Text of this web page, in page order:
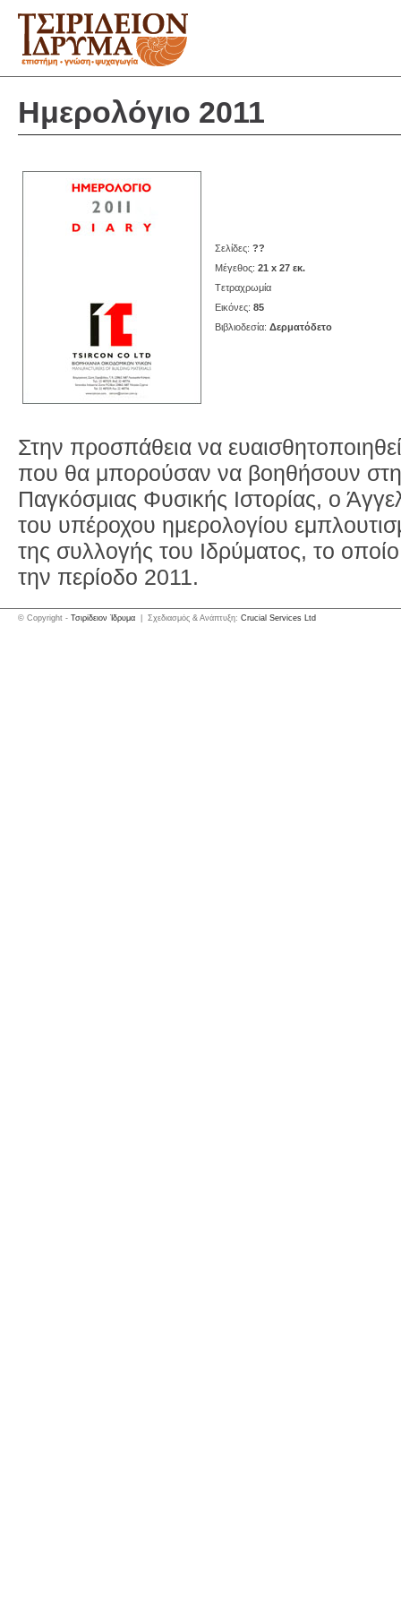
Ημερολόγιο 2011
Σελίδες: ??
Μέγεθος: 21 x 27 εκ.
Tετραχρωμία
Eικόνες: 85
Bιβλιοδεσία: Δερματόδετο
Στην προσπάθεια να
που θα μπορούσαν να βοηθήσουν
Παγκόσμιας Φυσικής Ιστορίας, ο
του υπέροχου ημερολογίου
της συλλογής του Ιδρύματος, το
την περίοδο 2011.
© Copyright - Τσιρίδειον Ίδρυμα | Σχεδιασμός & Ανάπτυξη: Crucial Services Ltd